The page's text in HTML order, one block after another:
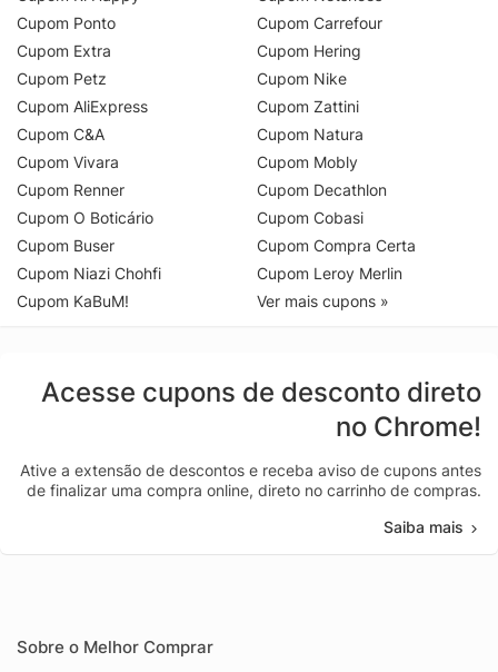
Cupom Ponto
Cupom Extra
Cupom Petz
Cupom AliExpress
Cupom C&A
Cupom Vivara
Cupom Renner
Cupom O Boticário
Cupom Buser
Cupom Niazi Chohfi
Cupom KaBuM!
Cupom Carrefour
Cupom Hering
Cupom Nike
Cupom Zattini
Cupom Natura
Cupom Mobly
Cupom Decathlon
Cupom Cobasi
Cupom Compra Certa
Cupom Leroy Merlin
Ver mais cupons »
Acesse cupons de desconto direto
no Chrome!
Ative a extensão de descontos e receba aviso de cupons antes
de finalizar uma compra online, direto no carrinho de compras.
Saiba mais
Sobre o Melhor Comprar